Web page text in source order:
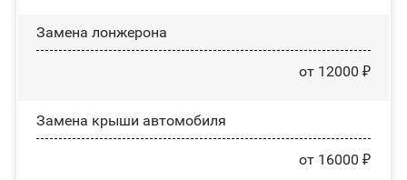
Замена лонжерона
от 12000 ₽
Замена крыши автомобиля
от 16000 ₽